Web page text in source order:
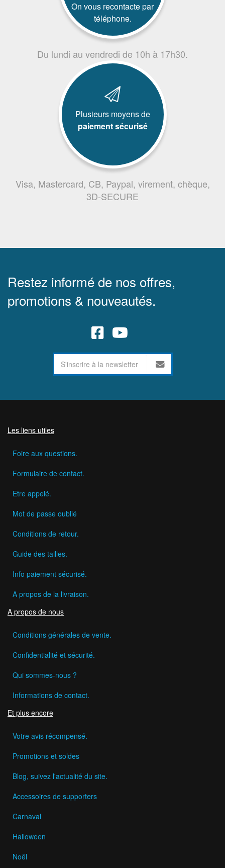
On vous recontacte par
téléphone.
Du lundi au vendredi de 10h à 17h30.
Plusieurs moyens de
paiement sécurisé
Visa, Mastercard, CB, Paypal, virement, chèque,
3D-SECURE
Restez informé de nos offres,
promotions & nouveautés.
Les liens utiles
Foire aux questions.
Formulaire de contact.
Etre appelé.
Mot de passe oublié
Conditions de retour.
Guide des tailles.
Info paiement sécurisé.
A propos de la livraison.
A propos de nous
Conditions générales de vente.
Confidentialité et sécurité.
Qui sommes-nous ?
Informations de contact.
Et plus encore
Votre avis récompensé.
Promotions et soldes
Blog, suivez l'actualité du site.
Accessoires de supporters
Carnaval
Halloween
Noël